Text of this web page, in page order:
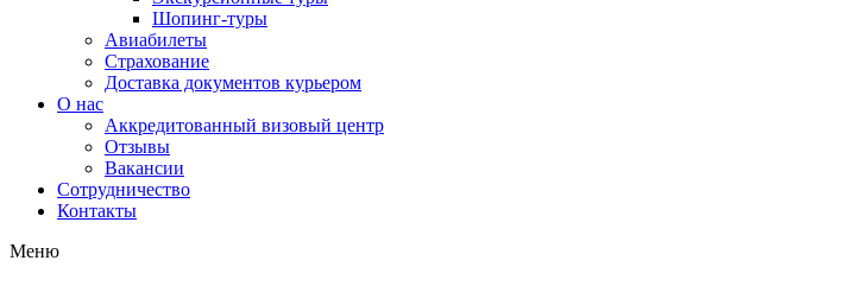
Шопинг-туры
Авиабилеты
Страхование
Доставка документов курьером
О нас
Аккредитованный визовый центр
Отзывы
Вакансии
Сотрудничество
Контакты
Меню